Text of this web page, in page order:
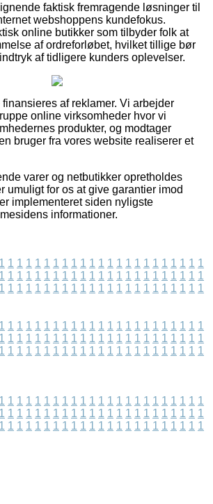
faktisk fremragende løsninger til
webshoppens kundefokus.
online butikker som tilbyder folk at
af ordreforløbet, hvilket tillige bør
af tidligere kunders oplevelser.
af reklamer. Vi arbejder
online virksomheder hvor vi
produkter, og modtager
bruger fra vores website realiserer et
varer og netbutikker opretholdes
umuligt for os at give garantier imod
implementeret siden nyligste
informationer.
1 1 1 1 1 1 1 1 1 1 1 1 1 1 1 1 1 1 1 1 1 1 1
1 1 1 1 1 1 1 1 1 1 1 1 1 1 1 1 1 1 1 1 1 1 1
1 1 1 1 1 1 1 1 1 1 1 1 1 1 1 1 1 1 1 1 1 1 1
1 1 1 1 1 1 1 1 1 1 1 1 1 1 1 1 1 1 1 1 1 1 1
1 1 1 1 1 1 1 1 1 1 1 1 1 1 1 1 1 1 1 1 1 1 1
1 1 1 1 1 1 1 1 1 1 1 1 1 1 1 1 1 1 1 1 1 1 1
1 1 1 1 1 1 1 1 1 1 1 1 1 1 1 1 1 1 1 1 1 1 1
1 1 1 1 1 1 1 1 1 1 1 1 1 1 1 1 1 1 1 1 1 1 1
1 1 1 1 1 1 1 1 1 1 1 1 1 1 1 1 1 1 1 1 1 1 1